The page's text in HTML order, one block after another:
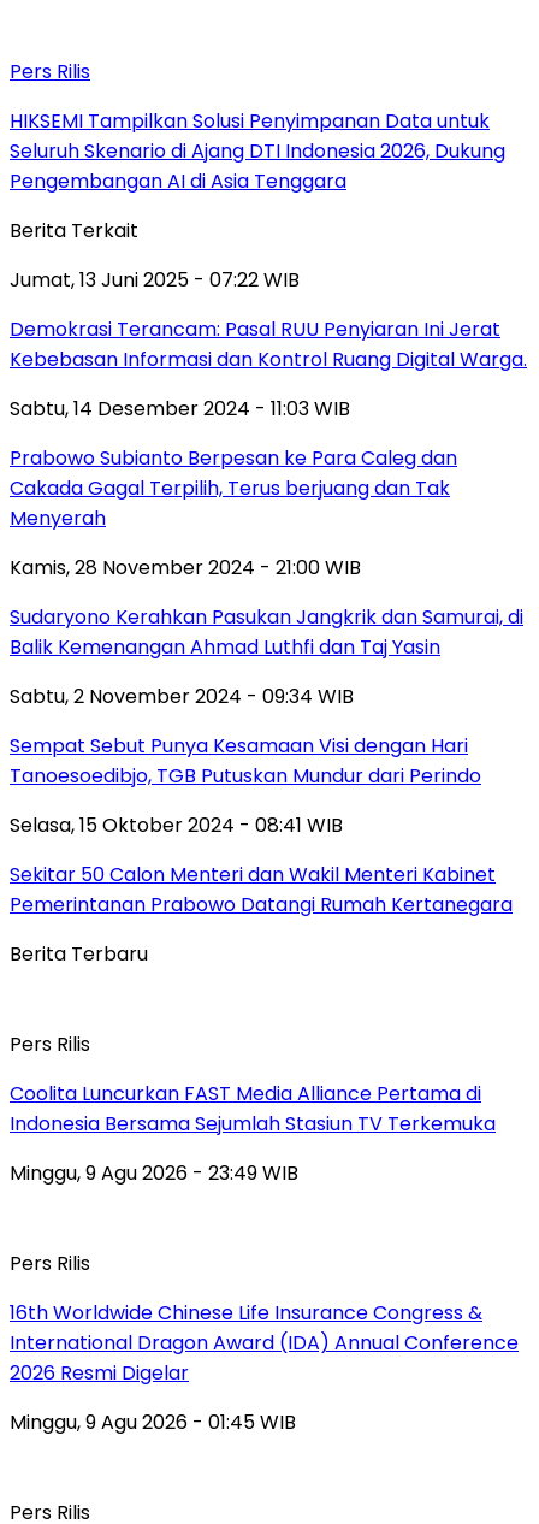
Pers Rilis
HIKSEMI Tampilkan Solusi Penyimpanan Data untuk
Seluruh Skenario di Ajang DTI Indonesia 2026, Dukung
Pengembangan AI di Asia Tenggara
Berita Terkait
Jumat, 13 Juni 2025 - 07:22 WIB
Demokrasi Terancam: Pasal RUU Penyiaran Ini Jerat
Kebebasan Informasi dan Kontrol Ruang Digital Warga.
Sabtu, 14 Desember 2024 - 11:03 WIB
Prabowo Subianto Berpesan ke Para Caleg dan
Cakada Gagal Terpilih, Terus berjuang dan Tak
Menyerah
Kamis, 28 November 2024 - 21:00 WIB
Sudaryono Kerahkan Pasukan Jangkrik dan Samurai, di
Balik Kemenangan Ahmad Luthfi dan Taj Yasin
Sabtu, 2 November 2024 - 09:34 WIB
Sempat Sebut Punya Kesamaan Visi dengan Hari
Tanoesoedibjo, TGB Putuskan Mundur dari Perindo
Selasa, 15 Oktober 2024 - 08:41 WIB
Sekitar 50 Calon Menteri dan Wakil Menteri Kabinet
Pemerintanan Prabowo Datangi Rumah Kertanegara
Berita Terbaru
Pers Rilis
Coolita Luncurkan FAST Media Alliance Pertama di
Indonesia Bersama Sejumlah Stasiun TV Terkemuka
Minggu, 9 Agu 2026 - 23:49 WIB
Pers Rilis
16th Worldwide Chinese Life Insurance Congress &
International Dragon Award (IDA) Annual Conference
2026 Resmi Digelar
Minggu, 9 Agu 2026 - 01:45 WIB
Pers Rilis